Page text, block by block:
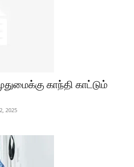
காந்தி காட்டும்
2025